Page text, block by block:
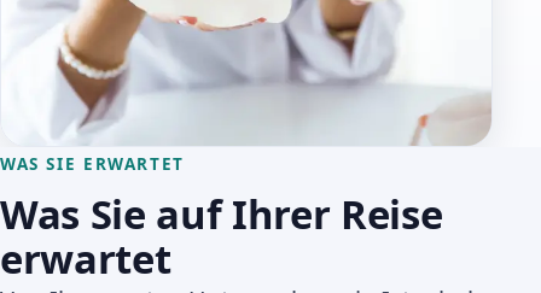
WAS SIE ERWARTET
Was Sie auf Ihrer Reise
erwartet